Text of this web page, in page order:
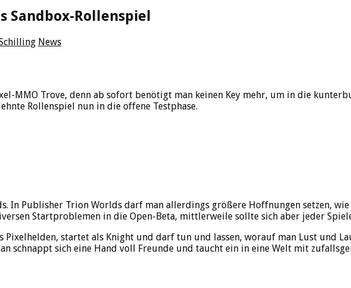
Sandbox-Rollenspiel
News
MMO Trove, denn ab sofort benötigt man keinen Key mehr, um in die
Rollenspiel nun in die offene Testphase.
In Publisher Trion Worlds darf man allerdings größere Hoffnungen setzen, wie
Startproblemen in die Open-Beta, mittlerweile sollte sich aber jeder
Pixelhelden, startet als Knight und darf tun und lassen, worauf man Lust und
schnappt sich eine Hand voll Freunde und taucht ein in eine Welt mit